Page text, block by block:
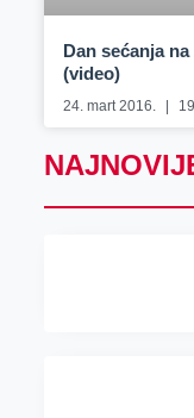
Dan sećanja
(video)
24. mart 2016.